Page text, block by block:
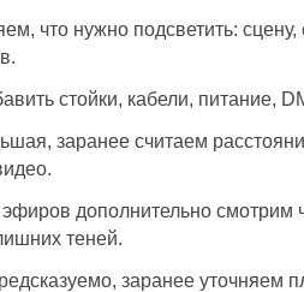
что нужно подсветить: сцену,
стойки, кабели, питание,
заранее считаем
дополнительно смотрим
теней.
заранее уточняем